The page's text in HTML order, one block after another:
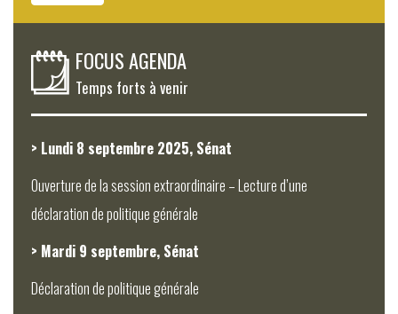
FOCUS AGENDA
Temps forts à venir
> Lundi 8 septembre 2025, Sénat
Ouverture de la session extraordinaire – Lecture d’une
déclaration de politique générale
> Mardi 9 septembre, Sénat
Déclaration de politique générale